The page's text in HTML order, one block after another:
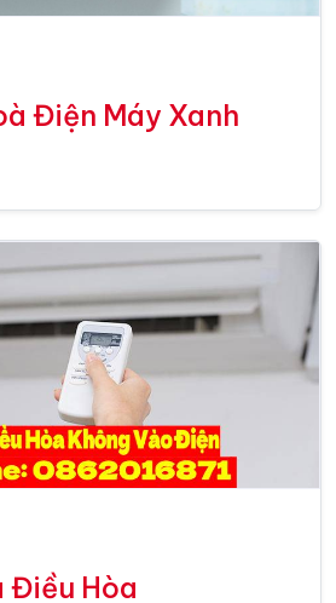
Điện Máy Xanh
Điều Hòa